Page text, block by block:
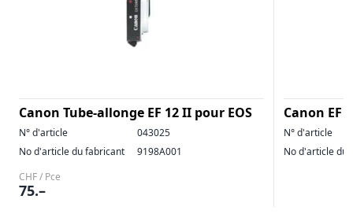
Canon Tube-allonge EF 12 II pour EOS
N° d'article
043025
No d'article du fabricant
9198A001
CHF / Pce
75.–
Canon EF
N° d'article
No d'article du